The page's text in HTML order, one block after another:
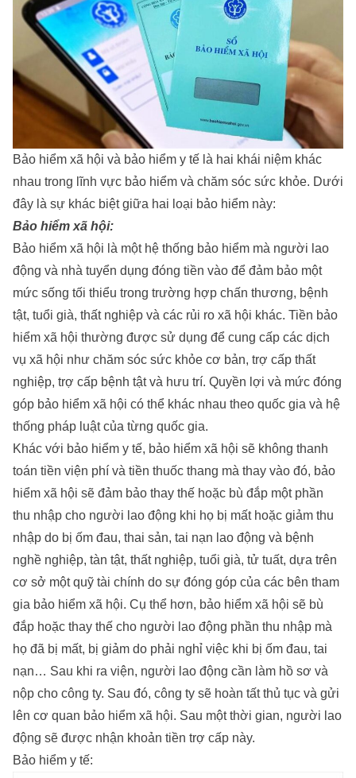
Bảo hiểm xã hội và bảo hiểm y tế là hai khái niệm khác
nhau trong lĩnh vực bảo hiểm và chăm sóc sức khỏe. Dưới
đây là sự khác biệt giữa hai loại bảo hiểm này:
Bảo hiểm xã hội:
Bảo hiểm xã hội là một hệ thống bảo hiểm mà người lao
động và nhà tuyển dụng đóng tiền vào để đảm bảo một
mức sống tối thiểu trong trường hợp chấn thương, bệnh
tật, tuổi già, thất nghiệp và các rủi ro xã hội khác. Tiền bảo
hiểm xã hội thường được sử dụng để cung cấp các dịch
vụ xã hội như chăm sóc sức khỏe cơ bản, trợ cấp thất
nghiệp, trợ cấp bệnh tật và hưu trí. Quyền lợi và mức đóng
góp bảo hiểm xã hội có thể khác nhau theo quốc gia và hệ
thống pháp luật của từng quốc gia.
Khác với bảo hiểm y tế, bảo hiểm xã hội sẽ không thanh
toán tiền viện phí và tiền thuốc thang mà thay vào đó, bảo
hiểm xã hội sẽ đảm bảo thay thế hoặc bù đắp một phần
thu nhập cho người lao động khi họ bị mất hoặc giảm thu
nhập do bị ốm đau, thai sản, tai nạn lao động và bệnh
nghề nghiệp, tàn tật, thất nghiệp, tuổi già, tử tuất, dựa trên
cơ sở một quỹ tài chính do sự đóng góp của các bên tham
gia bảo hiểm xã hội. Cụ thể hơn, bảo hiểm xã hội sẽ bù
đắp hoặc thay thế cho người lao động phần thu nhập mà
họ đã bị mất, bị giảm do phải nghỉ việc khi bị ốm đau, tai
nạn… Sau khi ra viện, người lao động cần làm hồ sơ và
nộp cho công ty. Sau đó, công ty sẽ hoàn tất thủ tục và gửi
lên cơ quan bảo hiểm xã hội. Sau một thời gian, người lao
động sẽ được nhận khoản tiền trợ cấp này.
Bảo hiểm y tế: